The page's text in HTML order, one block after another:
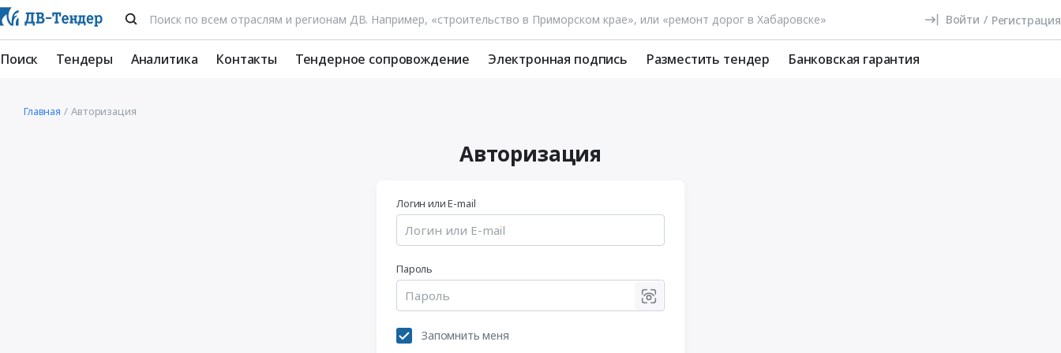
Войти / Регистрация
Поиск Тендеры Аналитика Контакты Тендерное сопровождение Электронная подпись Разместить тендер Банковская гарантия
Главная Авторизация
Авторизация
Логин или E-mail
Пароль
Запомнить меня